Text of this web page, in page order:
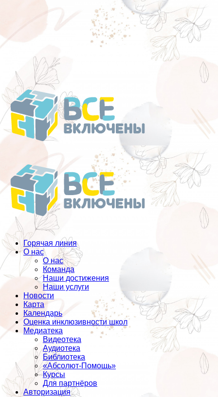
Перейти
к
содержанию
Горячая линия
О нас
О нас
Команда
Наши достижения
Наши услуги
Новости
Карта
Календарь
Оценка инклюзивности школ
Медиатека
Видеотека
Аудиотека
Библиотека
«Абсолют-Помощь»
Курсы
Для партнёров
Авторизация